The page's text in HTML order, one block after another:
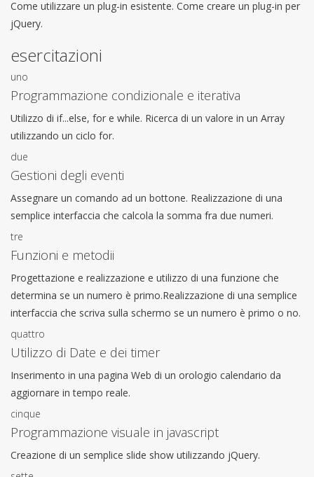
Come utilizzare un plug-in esistente. Come creare un plug-in per
jQuery.
esercitazioni
uno
Programmazione condizionale e iterativa
Utilizzo di if...else, for e while. Ricerca di un valore in un Array
utilizzando un ciclo for.
due
Gestioni degli eventi
Assegnare un comando ad un bottone. Realizzazione di una
semplice interfaccia che calcola la somma fra due numeri.
tre
Funzioni e metodii
Progettazione e realizzazione e utilizzo di una funzione che
determina se un numero è primo.Realizzazione di una semplice
interfaccia che scriva sulla schermo se un numero è primo o no.
quattro
Utilizzo di Date e dei timer
Inserimento in una pagina Web di un orologio calendario da
aggiornare in tempo reale.
cinque
Programmazione visuale in javascript
Creazione di un semplice slide show utilizzando jQuery.